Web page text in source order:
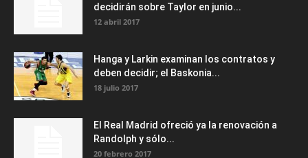
decidirán sobre Taylor en junio...
12 abril 2017
Hanga y Larkin examinan los contratos y
deben decidir; el Baskonia...
18 julio 2017
El Real Madrid ofreció ya la renovación a
Randolph y sólo...
20 febrero 2017